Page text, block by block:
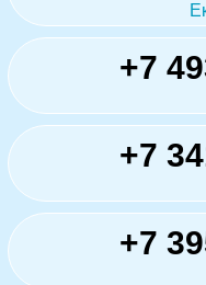
+7
+7
+7